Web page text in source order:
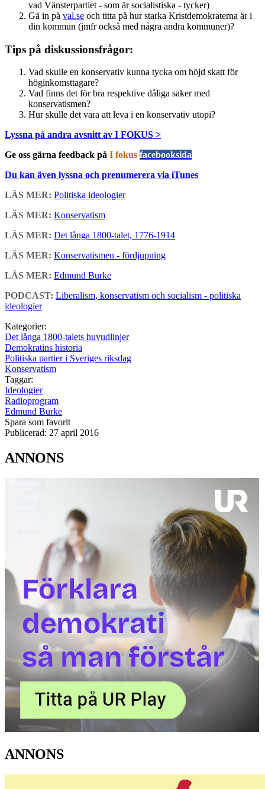
vad Vänsterpartiet - som är socialistiska - tycker)
Gå in på val.se och titta på hur starka Kristdemokraterna är i
din kommun (jmfr också med några andra kommuner)?
Tips på diskussionsfrågor:
Vad skulle en konservativ kunna tycka om höjd skatt för
höginkomsttagare?
Vad finns det för bra respektive dåliga saker med
konservatismen?
Hur skulle det vara att leva i en konservativ utopi?
Lyssna på andra avsnitt av I FOKUS >
Ge oss gärna feedback på I fokus facebooksida
Du kan även lyssna och prenumerera via iTunes
LÄS MER: Politiska ideologier
LÄS MER: Konservatism
LÄS MER: Det långa 1800-talet, 1776-1914
LÄS MER: Konservatismen - fördjupning
LÄS MER: Edmund Burke
PODCAST: Liberalism, konservatism och socialism - politiska
ideologier
Kategorier:
Det långa 1800-talets huvudlinjer
Demokratins historia
Politiska partier i Sveriges riksdag
Konservatism
Taggar:
Ideologier
Radioprogram
Edmund Burke
Spara som favorit
Publicerad: 27 april 2016
ANNONS
ANNONS